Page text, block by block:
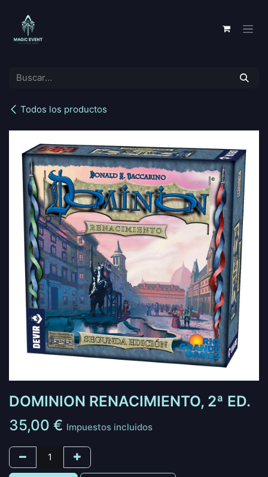
Todos los productos
DOMINION RENACIMIENTO, 2ª ED.
35,00 € Impuestos incluidos